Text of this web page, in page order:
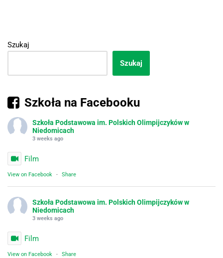
Szukaj
Szukaj
Szkoła na Facebooku
Szkoła Podstawowa im. Polskich Olimpijczyków w
Niedomicach
3 weeks ago
Film
View on Facebook · Share
Szkoła Podstawowa im. Polskich Olimpijczyków w
Niedomicach
3 weeks ago
Film
View on Facebook · Share